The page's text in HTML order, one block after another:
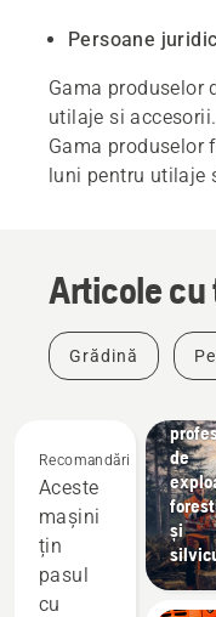
Persoane
Gama produselor
utilaje si accesorii.
Gama produselor
luni pentru utilaje
Articole cu
Grădină
Recomandări
Aceste
mașini
țin
pasul
cu
de
și